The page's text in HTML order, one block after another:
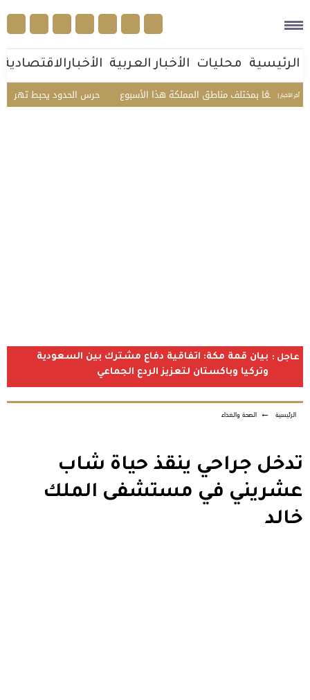
الرئيسية محليات الأخبار العربية الأخبارالاقتصادية
أخر الأخبار | حرس الحدود يحبط تهريب 45 كيلوجرامًا من الحشيش في عسير ويقبض على 3 مخالفين
عاجل : بيان قمة مكة: اتفاقية دفاع مشترك بين السعودية
وتركيا وباكستان لتعزيز الردع الجماعي
الرئيسية ← الصحة والغذاء
تدخل جراحي ينقذ حياة شاب
عشريني في مستشفى الملك
خالد